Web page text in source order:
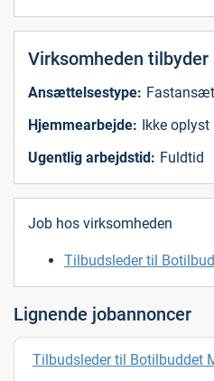
Virksomheden tilbyder
Ansættelsestype:
Hjemmearbejde: Ikke oplyst
Ugentlig arbejdstid: Fuldtid
Job hos virksomheden
Tilbudsleder til
Lignende jobannoncer
Tilbudsleder til Botilbuddet